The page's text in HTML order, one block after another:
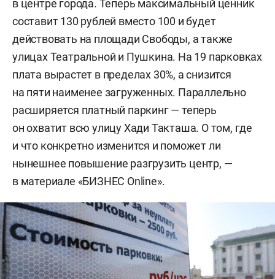
в центре города. Теперь максимальный ценник
составит 130 рублей вместо 100 и будет
действовать на площади Свободы, а также
улицах Театральной и Пушкина. На 19 парковках
плата вырастет в пределах 30%, а снизится
на пяти наименее загруженных. Параллельно
расширяется платный паркинг — теперь
он охватит всю улицу Хади Такташа. О том, где
и что конкретно изменится и поможет ли
нынешнее повышение разгрузить центр, —
в материале «БИЗНЕС Online».